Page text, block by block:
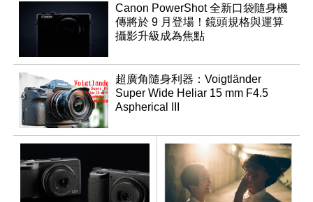
Canon PowerShot 全新口袋隨身機
傳將於 9 月登場！鏡頭規格與運算
攝影升級成為焦點
超廣角隨身利器：Voigtländer
Super Wide Heliar 15 mm F4.5
Aspherical III